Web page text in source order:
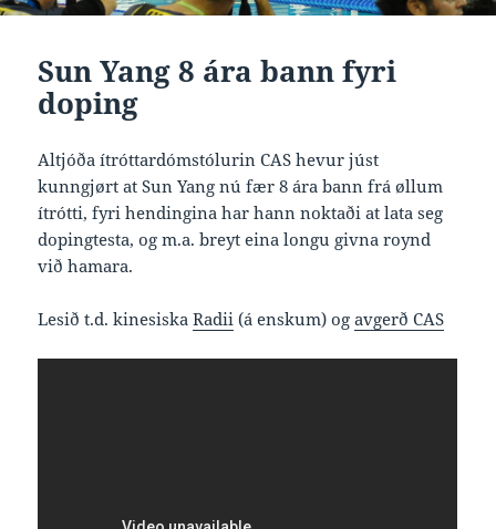
Sun Yang 8 ára bann fyri
doping
Altjóða ítróttardómstólurin CAS hevur júst
kunngjørt at Sun Yang nú fær 8 ára bann frá øllum
ítrótti, fyri hendingina har hann noktaði at lata seg
dopingtesta, og m.a. breyt eina longu givna roynd
við hamara.
Lesið t.d. kinesiskaRadii (á enskum) ogavgerð CAS